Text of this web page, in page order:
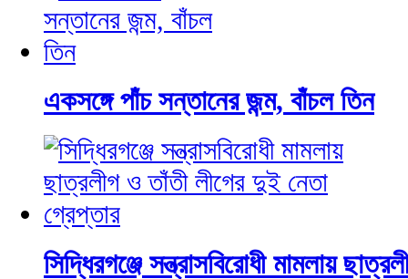
একসঙ্গে পাঁচ সন্তানের জন্ম, বাঁচল তিন
সিদ্ধিরগঞ্জে সন্ত্রাসবিরোধী মামলায়